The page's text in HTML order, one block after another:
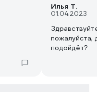
Илья Т.
01.04.2023
пожалуйста,
подойдёт?